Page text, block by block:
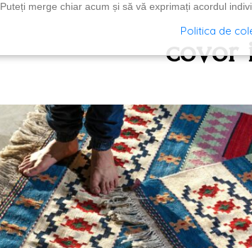
covor
Puteți merge chiar acum și să vă exprimați acordul
Politica de